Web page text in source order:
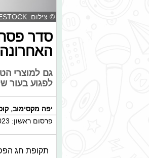
© צילום: ADOBESTOCK
סדר
גם למוצרי
לפגוע בעור
יפה מקסימוב,
פרסום ראשון: 28/03/2023, 13:00
תקופת חג